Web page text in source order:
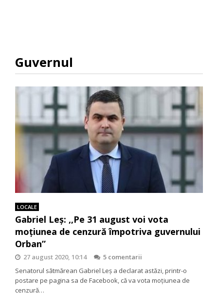
Guvernul
LOCALE
Gabriel Leș: ,,Pe 31 august voi vota
moțiunea de cenzură împotriva guvernului
Orban”
27 august 2020, 10:14
5 comentarii
Senatorul sătmărean Gabriel Leș a declarat astăzi, printr-o
postare pe pagina sa de Facebook, că va vota moțiunea de
cenzură…